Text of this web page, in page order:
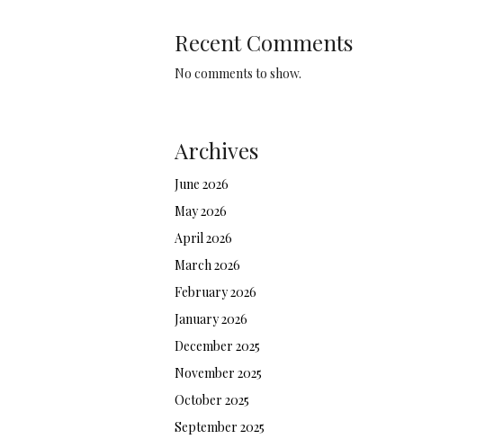
Recent Comments
No comments to show.
Archives
June 2026
May 2026
April 2026
March 2026
February 2026
January 2026
December 2025
November 2025
October 2025
September 2025